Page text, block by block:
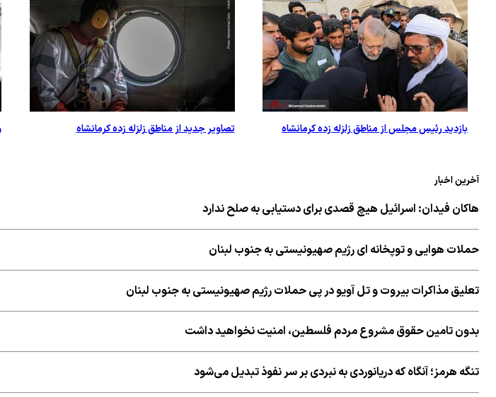
بازدید رئیس مجلس از مناطق زلزله زده کرمانشاه تصاویر جدید از مناطق زلزله زده کرمانشاه
آخرین اخبار
هاکان فیدان: اسرائیل هیچ قصدی برای دستیابی به صلح ندارد
حملات هوایی و توپخانه ای رژیم صهیونیستی به جنوب لبنان
تعلیق مذاکرات بیروت و تل آویو در پی حملات رژیم صهیونیستی به جنوب لبنان
بدون تامین حقوق مشروع مردم فلسطین، امنیت نخواهید داشت
تنگه هرمز؛ آنگاه که دریانوردی به نبردی بر سر نفوذ تبدیل می‌شود